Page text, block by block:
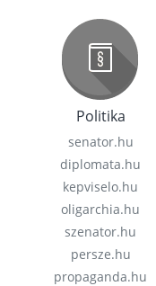
Politika
senator.hu
diplomata.hu
kepviselo.hu
oligarchia.hu
szenator.hu
persze.hu
propaganda.hu